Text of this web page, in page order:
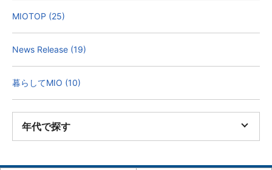
MIOTOP (25)
News Release (19)
暮らしてMIO (10)
年代で探す